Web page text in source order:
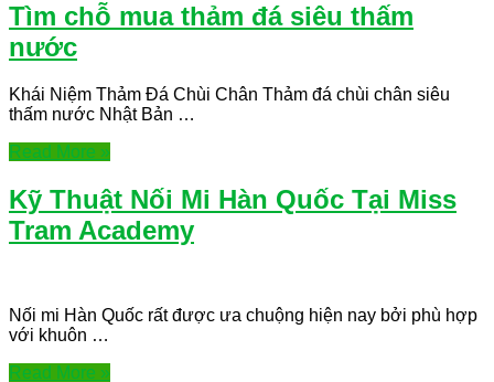
Tìm chỗ mua thảm đá siêu thấm
nước
Khái Niệm Thảm Đá Chùi Chân Thảm đá chùi chân siêu
thấm nước Nhật Bản …
Read More »
Kỹ Thuật Nối Mi Hàn Quốc Tại Miss
Tram Academy
Nối mi Hàn Quốc rất được ưa chuộng hiện nay bởi phù hợp
với khuôn …
Read More »